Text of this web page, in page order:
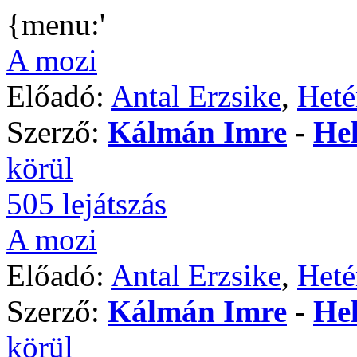
{menu:'
A mozi
Előadó: Antal Erzsike,
Szerző: Kálmán Imre -
körül
505 lejátszás
A mozi
Előadó: Antal Erzsike,
Szerző: Kálmán Imre -
körül